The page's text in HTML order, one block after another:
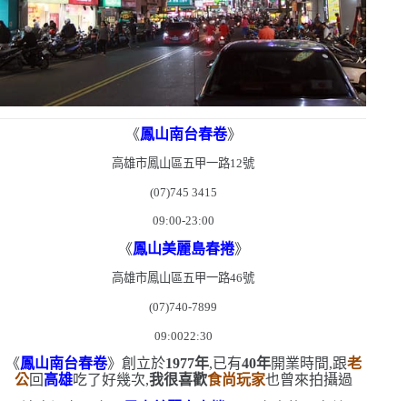
《鳳山南台春卷》
高雄市鳳山區五甲一路12號
(07)745 3415
09:00-23:00
《鳳山美麗島春捲》
高雄市鳳山區五甲一路46號
(07)740-7899
09:0022:30
《鳳山南台春卷》創立於1977年,已有40年開業時間,跟老
公回 高雄吃了好幾次,我很喜歡食尚玩家也曾來拍攝過